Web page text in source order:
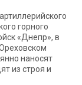
горного
«Днепр», в
наносят
из строя и